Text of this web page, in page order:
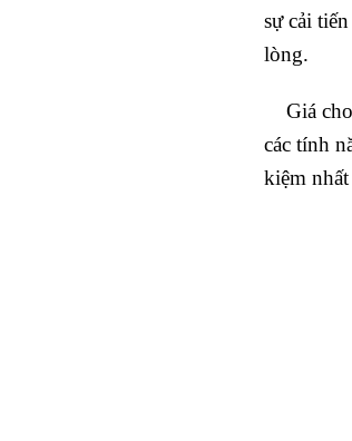
sự cải
lòng.
Giá cho
các tính
kiệm